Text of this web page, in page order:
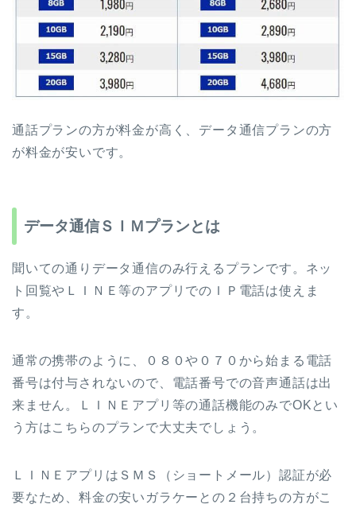
通話プランの方が料金が高く、データ通信プランの方
が料金が安いです。
データ通信ＳＩＭプランとは
聞いての通りデータ通信のみ行えるプランです。ネッ
ト回覧やＬＩＮＥ等のアプリでのＩＰ電話は使えま
す。
通常の携帯のように、０８０や０７０から始まる電話
番号は付与されないので、電話番号での音声通話は出
来ません。ＬＩＮＥアプリ等の通話機能のみでOKとい
う方はこちらのプランで大丈夫でしょう。
ＬＩＮＥアプリはＳＭＳ（ショートメール）認証が必
要なため、料金の安いガラケーとの２台持ちの方がこ